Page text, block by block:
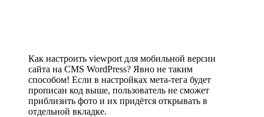
Как настроить viewport для мобильной версии
сайта на CMS WordPress? Явно не таким
способом! Если в настройках мета-тега будет
прописан код выше, пользователь не сможет
приблизить фото и их придётся открывать в
отдельной вкладке.